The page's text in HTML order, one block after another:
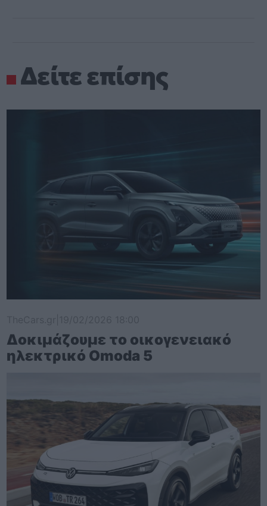
Δείτε επίσης
Δοκιμάζουμε το οικογενειακό
ηλεκτρικό Omoda 5